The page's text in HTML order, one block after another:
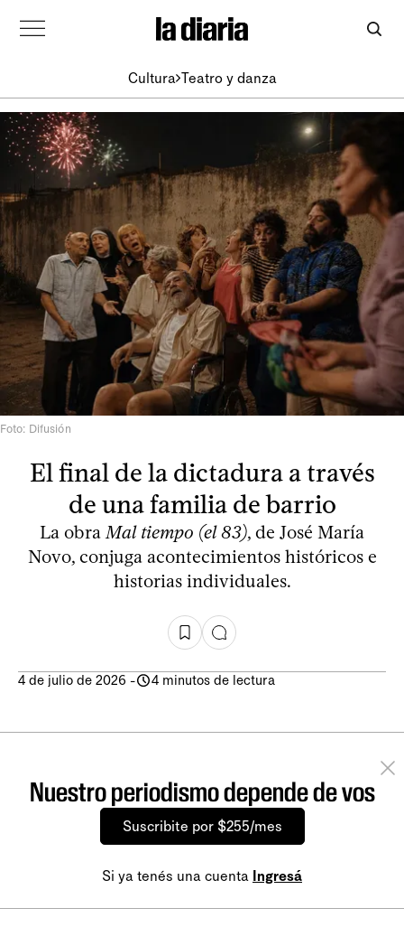
Cultura Teatro y danza
Foto: Difusión
El final de la dictadura a través
de una familia de barrio
La obraMal tiempo (el 83), de José María
Novo, conjuga acontecimientos históricos e
historias individuales.
4 de julio de 2026 - 4 minutos de lectura
Nuestro periodismo depende de vos
Suscribite por $255/mes
Si ya tenés una cuenta Ingresá